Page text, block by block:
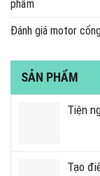
phẩm
Đánh giá motor
SẢN PHẨM
Tiện
Tạo